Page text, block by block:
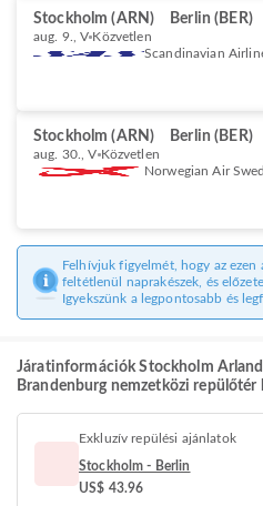
Stockholm (ARN) Berlin (BER)
aug. 9., V Közvetlen
Scandinavian
Stockholm (ARN) Berlin (BER)
aug. 30., V Közvetlen
Norwegian Air
Felhívjuk figyelmét, hogy az
feltétlenül naprakészek, és
Igyekszünk a legpontosabb és
Járatinformációk Stockholm
Brandenburg nemzetközi repülőtér
Exkluzív repülési ajánlatok
Stockholm - Berlin
US$ 43.96